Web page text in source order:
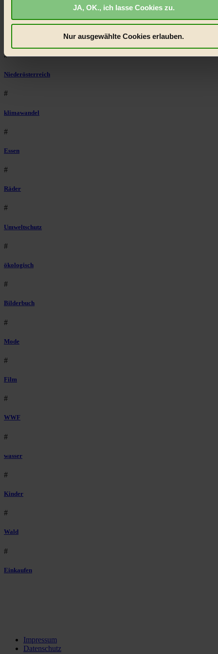
ist werbefinanziert und deswegen für dich
kostenfrei.Wir benötigen deine Einwilligung für Cookies, um
etwa selbst anonymisierte Statistiken dazu auslesen zu
externen Plattformen anzuzeigen, oder auch, um Werbung
Bist du damit einverstanden?
JA, OK., ich lasse Cookies zu.
Nur ausgewählte Cookies erlauben.
#
Niederösterreich
#
klimawandel
#
Essen
#
Räder
#
Umweltschutz
#
ökologisch
#
Bilderbuch
#
Mode
#
Film
#
WWF
#
wasser
#
Kinder
#
Wald
#
Einkaufen
Impressum
Datenschutz